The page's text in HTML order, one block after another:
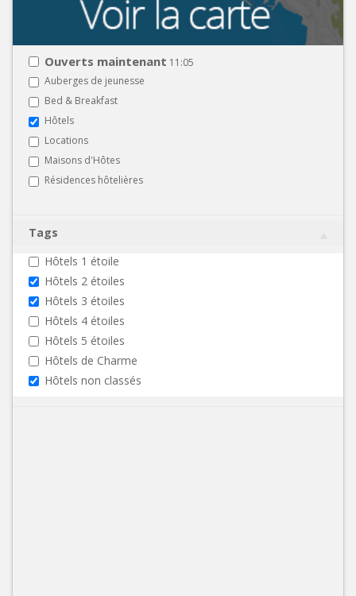
Ouverts maintenant 11:05
Auberges de jeunesse
Bed & Breakfast
Hôtels
Locations
Maisons d'Hôtes
Résidences hôtelières
Tags
Hôtels 1 étoile
Hôtels 2 étoiles
Hôtels 3 étoiles
Hôtels 4 étoiles
Hôtels 5 étoiles
Hôtels de Charme
Hôtels non classés